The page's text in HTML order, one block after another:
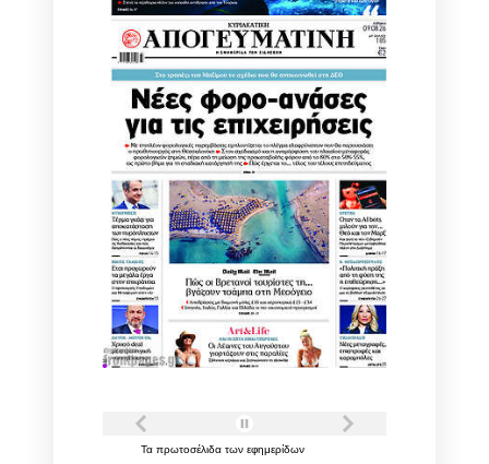
Τα πρωτοσέλιδα των εφημερίδων